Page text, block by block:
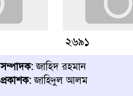
২৬৯১
সম্পাদক:জাহিদ রহমান
প্রকাশক:জাহিদুল আলম